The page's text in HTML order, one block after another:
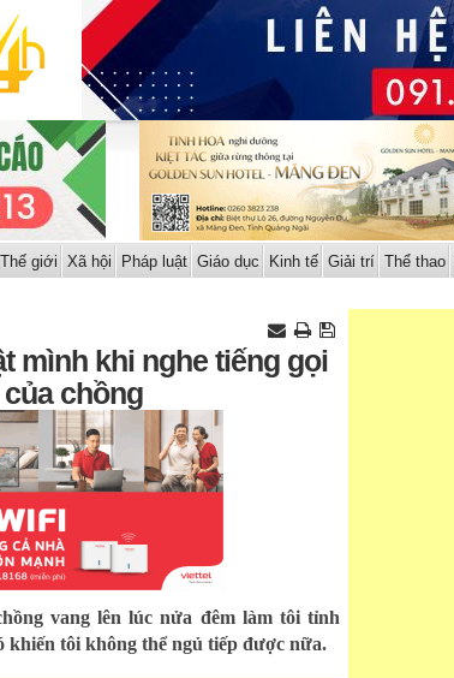
Thế giới Xã hội Pháp luật Giáo dục Kinh tế Giải trí Thể thao
mình khi nghe tiếng gọi
chồng
vang lên lúc nửa đêm làm tôi tỉnh
khiến tôi không thể ngủ tiếp được nữa.